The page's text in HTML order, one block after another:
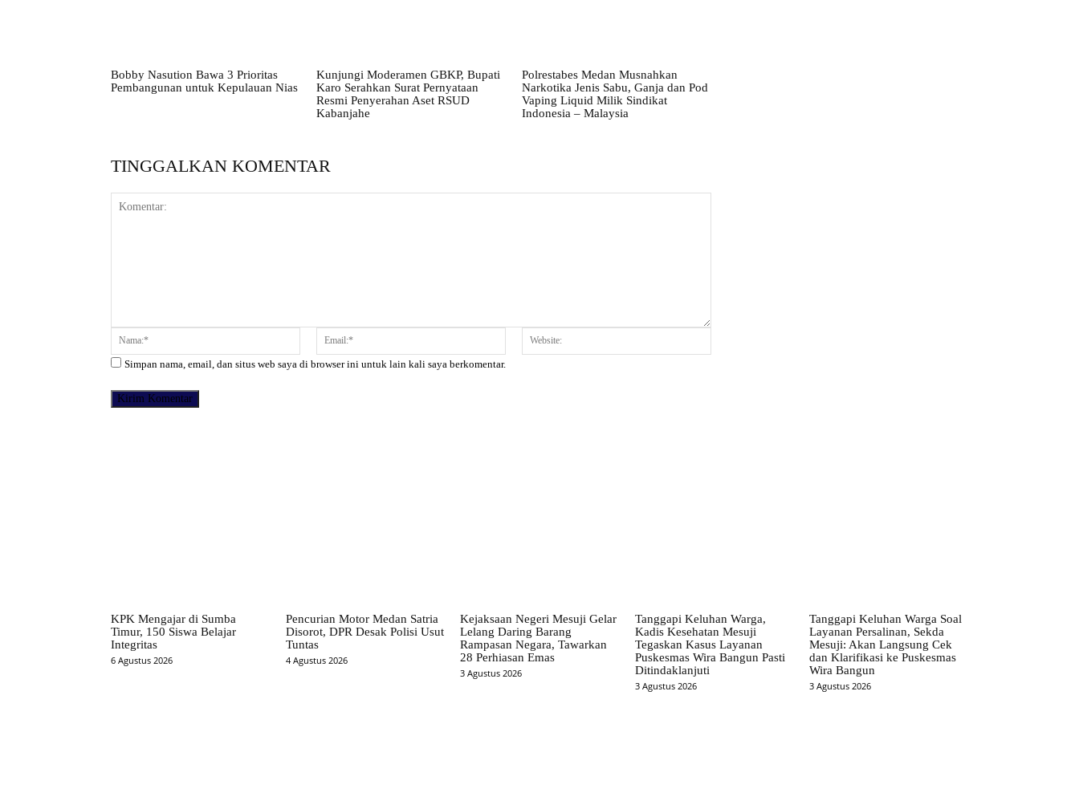
Bobby Nasution Bawa 3 Prioritas
Pembangunan untuk Kepulauan Nias
Kunjungi Moderamen GBKP, Bupati
Karo Serahkan Surat Pernyataan
Resmi Penyerahan Aset RSUD
Kabanjahe
Polrestabes Medan Musnahkan
Narkotika Jenis Sabu, Ganja dan Pod
Vaping Liquid Milik Sindikat
Indonesia – Malaysia
TINGGALKAN KOMENTAR
Komentar: Nama:* Email:*
Simpan nama, email, dan situs web saya di browser ini untuk lain kali saya berkomentar.
KPK Mengajar di Sumba
Timur, 150 Siswa Belajar
Integritas
6 Agustus 2026
Pencurian Motor Medan Satria
Disorot, DPR Desak Polisi Usut
Tuntas
4 Agustus 2026
Kejaksaan Negeri Mesuji Gelar
Lelang Daring Barang
Rampasan Negara, Tawarkan
28 Perhiasan Emas
3 Agustus 2026
Tanggapi Keluhan Warga,
Kadis Kesehatan Mesuji
Tegaskan Kasus Layanan
Puskesmas Wira Bangun Pasti
Ditindaklanjuti
3 Agustus 2026
Tanggapi Keluhan Warga Soal
Layanan Persalinan, Sekda
Mesuji: Akan Langsung Cek
dan Klarifikasi ke Puskesmas
Wira Bangun
3 Agustus 2026